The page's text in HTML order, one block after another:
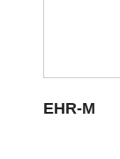
EHR-M